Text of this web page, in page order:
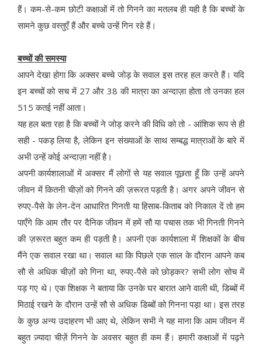
हैं। कम-से-कम छोटी कक्षाओं में तो गिनने का मतलब ही यही है कि बच्चों के
सामने कुछ वस्तुएँ हैं और बच्चे उन्हें गिन रहे हैं।
बच्चों की समस्या
आपने देखा होगा कि अक्सर बच्चे जोड़ के सवाल इस तरह हल करते हैं। यदि
इन बच्चों को सच में 27 और 38 की मात्रा का अन्दाज़ा होता तो उनका हल
515 कतई नहीं आता।
यह हल बता रहा है कि बच्चों ने जोड़ करने की विधि को तो - आंशिक रूप से ही
सही - पकड़ लिया है, लेकिन इन संख्याओं के साथ सम्बद्ध मात्राओं के बारे में
अभी उन्हें कोई अन्दाज़ा नहीं है।
अपनी कार्यशालाओं में अक्सर मैं लोगों से यह सवाल पूछता हूँ कि उन्हें अपने
जीवन में कितनी चीज़ों को गिनने की ज़रूरत पड़ती है। अगर अपने जीवन से
रुपए-पैसे के लेन-देन आधारित गिनती या हिसाब-किताब को निकाल दें तो हम
पाएँगे कि आम तौर पर दैनिक जीवन में हमें सौ या पचास तक भी गिनती गिनने
की ज़रूरत बहुत कम ही पड़ती है। अपनी एक कार्यशाला में शिक्षकों के बीच
मैंने एक सवाल रखा था। सवाल था कि पिछले एक साल के दौरान आपने कब
सौ से अधिक चीज़ों को गिना था, रुपए-पैसे को छोड़कर? सभी लोग सोच में
पड़ गए थे। एक शिक्षक ने बताया कि उनके घर बारात आने वाली थी, डिब्बों में
मिठाई रखने के दौरान उन्हें सौ से अधिक डिब्बों को गिनना पड़ा था। इस तरह
के कुछ अन्य उदाहरण भी आए थे, लेकिन सभी ने यह माना कि आम जीवन में
बहुत ज़्यादा चीज़ें गिनने के अवसर बहुत ही कम हैं। हमारी कक्षाओं में पढ़ने